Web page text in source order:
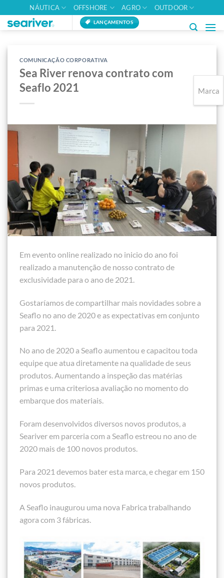
to
content
NÁUTICA OFFSHORE AGRO OUTDOOR
LANÇAMENTOS
COMUNICAÇÃO CORPORATIVA
Sea River renova contrato com
Seaflo 2021
Em evento online realizado no inicio do ano foi
realizado a manutenção de nosso contrato de
exclusividade para o ano de 2021.
Gostaríamos de compartilhar mais novidades sobre a
Seaflo no ano de 2020 e as expectativas em conjunto
para 2021.
No ano de 2020 a Seaflo aumentou e capacitou toda
equipe que atua diretamente na qualidade de seus
produtos. Aumentando a inspeção das matérias
primas e uma criteriosa avaliação no momento do
embarque dos materiais.
Foram desenvolvidos diversos novos produtos, a
Seariver em parceria com a Seaflo estreou no ano de
2020 mais de 100 novos produtos.
Para 2021 devemos bater esta marca, e chegar em 150
novos produtos.
A Seaflo inaugurou uma nova Fabrica trabalhando
agora com 3 fábricas.
Marca